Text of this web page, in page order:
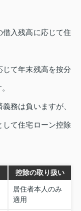
入残高に応じて住
て年末残高を按分
務は負いますが、
して住宅ローン控除
控除の取り扱い
居住者本人のみ
適用